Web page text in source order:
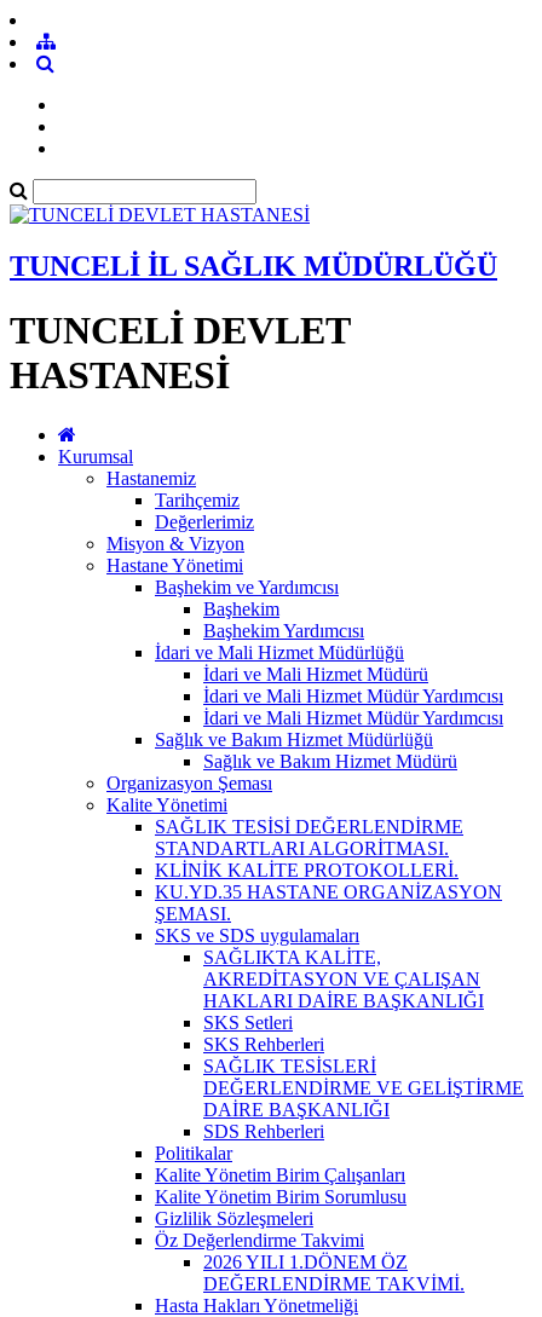
TUNCELİ İL SAĞLIK MÜDÜRLÜĞÜ
TUNCELİ DEVLET
HASTANESİ
Kurumsal
Hastanemiz
Tarihçemiz
Değerlerimiz
Misyon & Vizyon
Hastane Yönetimi
Başhekim ve Yardımcısı
Başhekim
Başhekim Yardımcısı
İdari ve Mali Hizmet Müdürlüğü
İdari ve Mali Hizmet Müdürü
İdari ve Mali Hizmet Müdür Yardımcısı
İdari ve Mali Hizmet Müdür Yardımcısı
Sağlık ve Bakım Hizmet Müdürlüğü
Sağlık ve Bakım Hizmet Müdürü
Organizasyon Şeması
Kalite Yönetimi
SAĞLIK TESİSİ DEĞERLENDİRME
STANDARTLARI ALGORİTMASI.
KLİNİK KALİTE PROTOKOLLERİ.
KU.YD.35 HASTANE ORGANİZASYON
ŞEMASI.
SKS ve SDS uygulamaları
SAĞLIKTA KALİTE,
AKREDİTASYON VE ÇALIŞAN
HAKLARI DAİRE BAŞKANLIĞI
SKS Setleri
SKS Rehberleri
SAĞLIK TESİSLERİ
DEĞERLENDİRME VE GELİŞTİRME
DAİRE BAŞKANLIĞI
SDS Rehberleri
Politikalar
Kalite Yönetim Birim Çalışanları
Kalite Yönetim Birim Sorumlusu
Gizlilik Sözleşmeleri
Öz Değerlendirme Takvimi
2026 YILI 1.DÖNEM ÖZ
DEĞERLENDİRME TAKVİMİ.
Hasta Hakları Yönetmeliği